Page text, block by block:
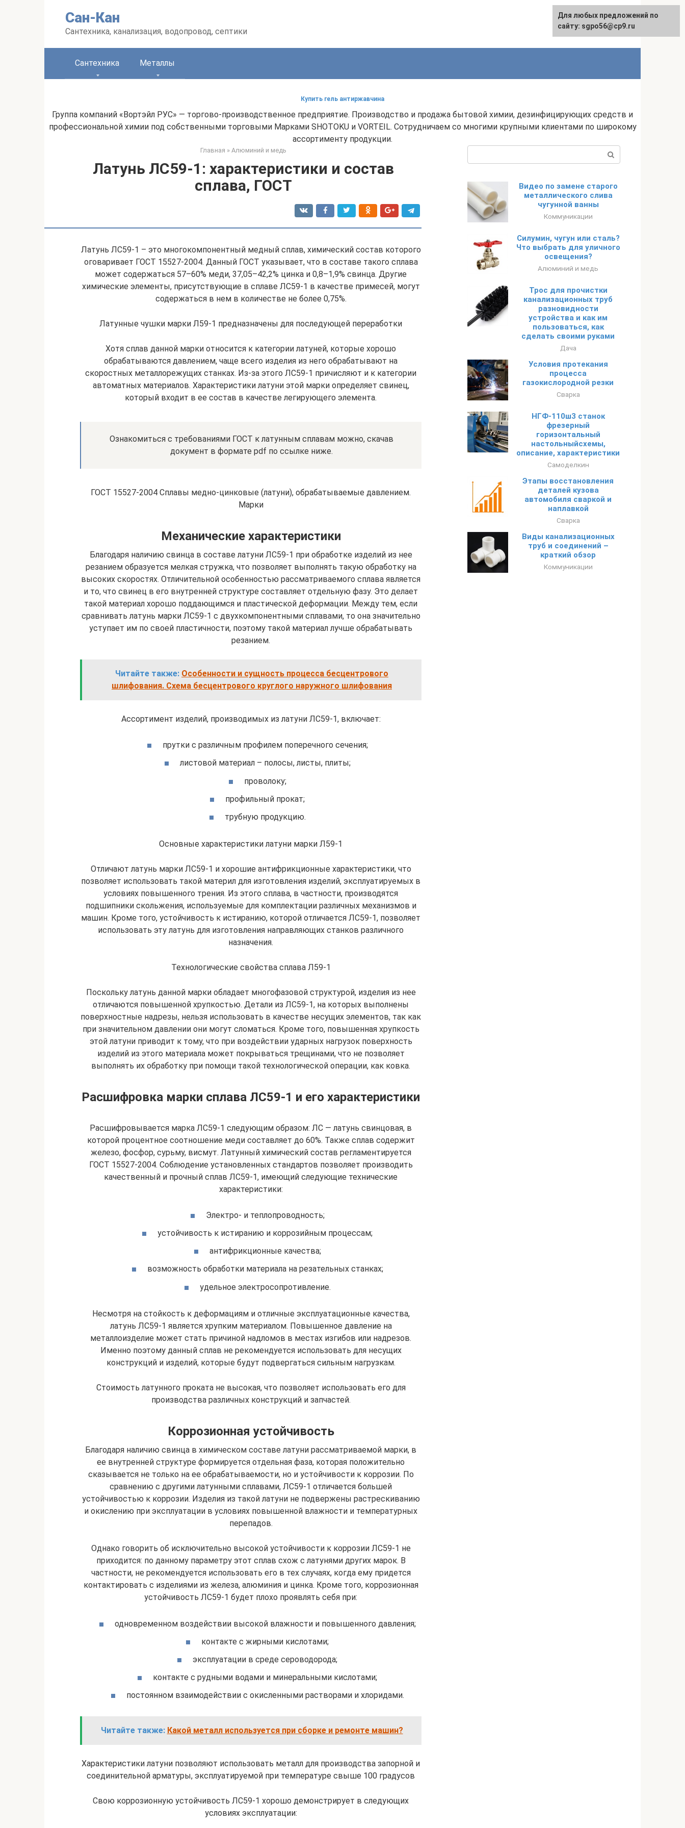
Сан-Кан
Сантехника, канализация, водопровод, септики
English
Сантехника Металлы
Купить гель антиржавчина
Группа компаний «Вортэйл РУС» — торгово-производственное предприятие. Производство и продажа бытовой химии, дезинфицирующих средств и
профессиональной химии под собственными торговыми Марками SHOTOKU и VORTEIL. Сотрудничаем со многими крупными клиентами по широкому
ассортименту продукции.
Главная » Алюминий и медь
Латунь ЛС59-1: характеристики и состав
сплава, ГОСТ
Латунь ЛС59-1 – это многокомпонентный медный сплав, химический состав которого
оговаривает ГОСТ 15527-2004. Данный ГОСТ указывает, что в составе такого сплава
может содержаться 57–60% меди, 37,05–42,2% цинка и 0,8–1,9% свинца. Другие
химические элементы, присутствующие в сплаве ЛС59-1 в качестве примесей, могут
содержаться в нем в количестве не более 0,75%.
Латунные чушки марки Л59-1 предназначены для последующей переработки
Хотя сплав данной марки относится к категории латуней, которые хорошо
обрабатываются давлением, чаще всего изделия из него обрабатывают на
скоростных металлорежущих станках. Из-за этого ЛС59-1 причисляют и к категории
автоматных материалов. Характеристики латуни этой марки определяет свинец,
который входит в ее состав в качестве легирующего элемента.
Ознакомиться с требованиями ГОСТ к латунным сплавам можно, скачав
документ в формате pdf по ссылке ниже.
ГОСТ 15527-2004 Сплавы медно-цинковые (латуни), обрабатываемые давлением.
Марки
Механические характеристики
Благодаря наличию свинца в составе латуни ЛС59-1 при обработке изделий из нее
резанием образуется мелкая стружка, что позволяет выполнять такую обработку на
высоких скоростях. Отличительной особенностью рассматриваемого сплава является
и то, что свинец в его внутренней структуре составляет отдельную фазу. Это делает
такой материал хорошо поддающимся и пластической деформации. Между тем, если
сравнивать латунь марки ЛС59-1 с двухкомпонентными сплавами, то она значительно
уступает им по своей пластичности, поэтому такой материал лучше обрабатывать
резанием.
Читайте также: Особенности и сущность процесса бесцентрового
шлифования. Схема бесцентрового круглого наружного шлифования
Ассортимент изделий, производимых из латуни ЛС59-1, включает:
прутки с различным профилем поперечного сечения;
листовой материал – полосы, листы, плиты;
проволоку;
профильный прокат;
трубную продукцию.
Основные характеристики латуни марки Л59-1
Отличают латунь марки ЛС59-1 и хорошие антифрикционные характеристики, что
позволяет использовать такой материл для изготовления изделий, эксплуатируемых в
условиях повышенного трения. Из этого сплава, в частности, производятся
подшипники скольжения, используемые для комплектации различных механизмов и
машин. Кроме того, устойчивость к истиранию, которой отличается ЛС59-1, позволяет
использовать эту латунь для изготовления направляющих станков различного
назначения.
Технологические свойства сплава Л59-1
Поскольку латунь данной марки обладает многофазовой структурой, изделия из нее
отличаются повышенной хрупкостью. Детали из ЛС59-1, на которых выполнены
поверхностные надрезы, нельзя использовать в качестве несущих элементов, так как
при значительном давлении они могут сломаться. Кроме того, повышенная хрупкость
этой латуни приводит к тому, что при воздействии ударных нагрузок поверхность
изделий из этого материала может покрываться трещинами, что не позволяет
выполнять их обработку при помощи такой технологической операции, как ковка.
Расшифровка марки сплава ЛС59-1 и его характеристики
Расшифровывается марка ЛС59-1 следующим образом: ЛС — латунь свинцовая, в
которой процентное соотношение меди составляет до 60%. Также сплав содержит
железо, фосфор, сурьму, висмут. Латунный химический состав регламентируется
ГОСТ 15527-2004. Соблюдение установленных стандартов позволяет производить
качественный и прочный сплав ЛС59-1, имеющий следующие технические
характеристики:
Электро- и теплопроводность;
устойчивость к истиранию и коррозийным процессам;
антифрикционные качества;
возможность обработки материала на резательных станках;
удельное электросопротивление.
Несмотря на стойкость к деформациям и отличные эксплуатационные качества,
латунь ЛС59-1 является хрупким материалом. Повышенное давление на
металлоизделие может стать причиной надломов в местах изгибов или надрезов.
Именно поэтому данный сплав не рекомендуется использовать для несущих
конструкций и изделий, которые будут подвергаться сильным нагрузкам.
Стоимость латунного проката не высокая, что позволяет использовать его для
производства различных конструкций и запчастей.
Коррозионная устойчивость
Благодаря наличию свинца в химическом составе латуни рассматриваемой марки, в
ее внутренней структуре формируется отдельная фаза, которая положительно
сказывается не только на ее обрабатываемости, но и устойчивости к коррозии. По
сравнению с другими латунными сплавами, ЛС59-1 отличается большей
устойчивостью к коррозии. Изделия из такой латуни не подвержены растрескиванию
и окислению при эксплуатации в условиях повышенной влажности и температурных
перепадов.
Однако говорить об исключительно высокой устойчивости к коррозии ЛС59-1 не
приходится: по данному параметру этот сплав схож с латунями других марок. В
частности, не рекомендуется использовать его в тех случаях, когда ему придется
контактировать с изделиями из железа, алюминия и цинка. Кроме того, коррозионная
устойчивость ЛС59-1 будет плохо проявлять себя при:
одновременном воздействии высокой влажности и повышенного давления;
контакте с жирными кислотами;
эксплуатации в среде сероводорода;
контакте с рудными водами и минеральными кислотами;
постоянном взаимодействии с окисленными растворами и хлоридами.
Читайте также: Какой металл используется при сборке и ремонте машин?
Характеристики латуни позволяют использовать металл для производства запорной и
соединительной арматуры, эксплуатируемой при температуре свыше 100 градусов
Свою коррозионную устойчивость ЛС59-1 хорошо демонстрирует в следующих
условиях эксплуатации:
Видео по замене старого
металлического слива
чугунной ванны
Коммуникации
Силумин, чугун или сталь?
Что выбрать для уличного
освещения?
Алюминий и медь
Трос для прочистки
канализационных труб
разновидности
устройства и как им
пользоваться, как
сделать своими руками
Дача
Условия протекания
процесса
газокислородной резки
Сварка
НГФ-110ш3 станок
фрезерный
горизонтальный
настольныйсхемы,
описание, характеристики
Самоделкин
Этапы восстановления
деталей кузова
автомобиля сваркой и
наплавкой
Сварка
Виды канализационных
труб и соединений –
краткий обзор
Коммуникации
Для любых предложений по
сайту: sgpo56@cp9.ru